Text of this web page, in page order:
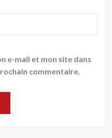
e-mail et mon site dans
commentaire.